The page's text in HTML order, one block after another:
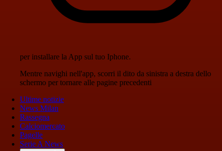
per installare la App sul tuo Iphone.
Mentre navighi nell'app, scorri il dito da sinistra a destra dello
schermo per tornare alle pagine precedenti
Ultime notizie
News Milan
Rassegna
Calciomercato
Pagelle
Serie A News